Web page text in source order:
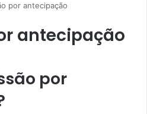
por antecipação
antecipação
por